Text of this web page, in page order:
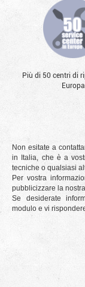
Più di 50 centri di
Europa
Non esitate a
in Italia, che è a
tecniche o qualsiasi
Per vostra
pubblicizzare la
Se desiderate
modulo e vi